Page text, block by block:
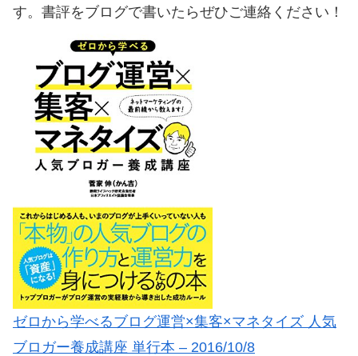
す。書評をブログで書いたらぜひご連絡ください！
ゼロから学べるブログ運営×集客×マネタイズ 人気
ブロガー養成講座 単行本 – 2016/10/8